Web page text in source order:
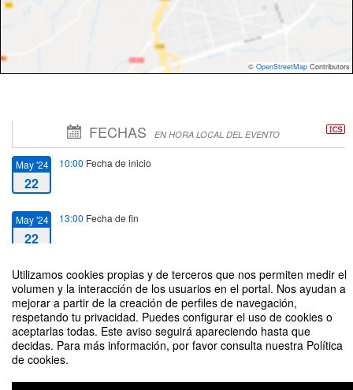
Utilizamos cookies propias y de terceros que nos permiten medir el
volumen y la interacción de los usuarios en el portal. Nos ayudan a
mejorar a partir de la creación de perfiles de navegación,
respetando tu privacidad. Puedes configurar el uso de cookies o
aceptarlas todas. Este aviso seguirá apareciendo hasta que
decidas. Para más información, por favor consulta nuestra Política
de cookies.
© OpenStreetMap Contributors
FECHAS EN HORA LOCAL DEL EVENTO
May '24
22
10:00 Fecha de inicio
May '24
22
13:00 Fecha de fin
Scopus: uso y explotación. Formación Presencial
Organizado por Biblioteca Universitaria y Escuela Internacional de Doctorado